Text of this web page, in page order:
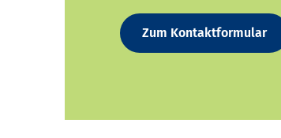
Zum Kontaktformular